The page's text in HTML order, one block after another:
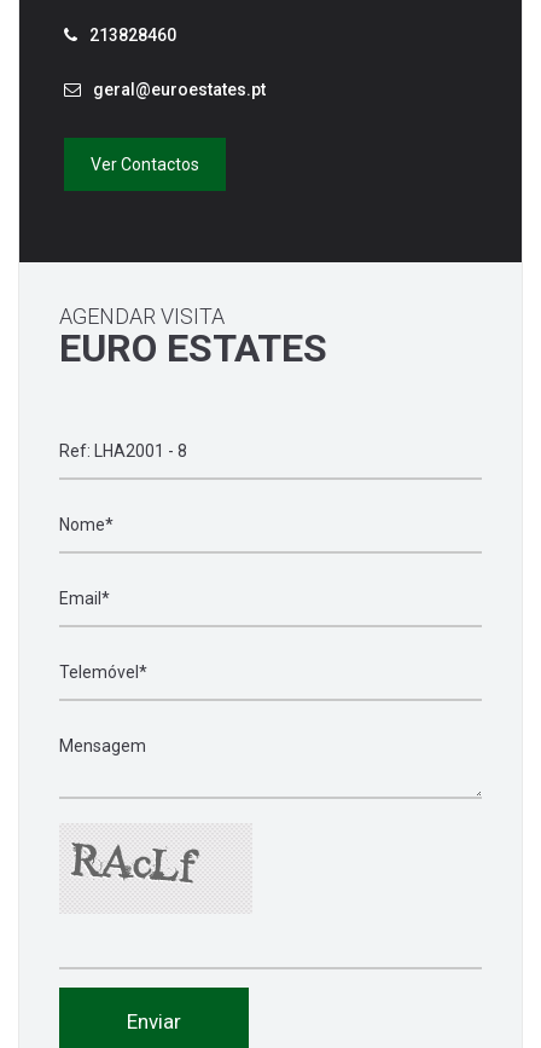
213828460
geral@euroestates.pt
Ver Contactos
AGENDAR VISITA
EURO ESTATES